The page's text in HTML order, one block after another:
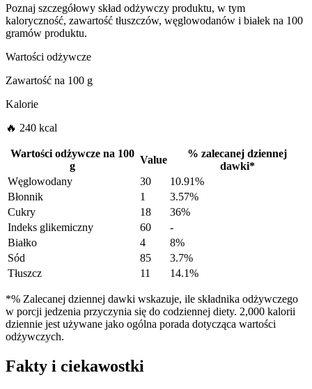
Poznaj szczegółowy skład odżywczy produktu, w tym
kaloryczność, zawartość tłuszczów, węglowodanów i białek na 100
gramów produktu.
Wartości odżywcze
Zawartość na 100 g
Kalorie
🔥 240 kcal
Wartości odżywcze na 100
g
Value
% zalecanej dziennej
dawki*
Węglowodany
30
10.91%
Błonnik
1
3.57%
Cukry
18
36%
Indeks glikemiczny
60
-
Białko
4
8%
Sód
85
3.7%
Tłuszcz
11 14.1%
*% Zalecanej dziennej dawki wskazuje, ile składnika odżywczego
w porcji jedzenia przyczynia się do codziennej diety. 2,000 kalorii
dziennie jest używane jako ogólna porada dotycząca wartości
odżywczych.
Fakty i ciekawostki